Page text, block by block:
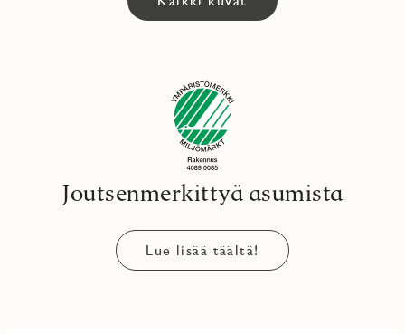
Joutsenmerkittyä asumista
Lue lisää täältä!